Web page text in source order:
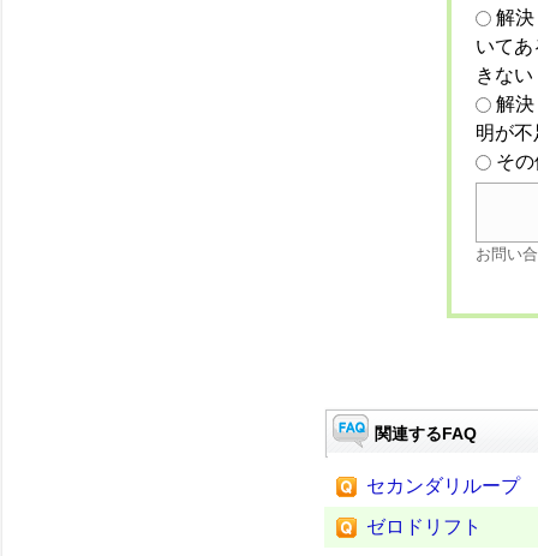
解
いて
きない
解
明が
そ
お問い
関連するFAQ
セカンダリループ
ゼロドリフト